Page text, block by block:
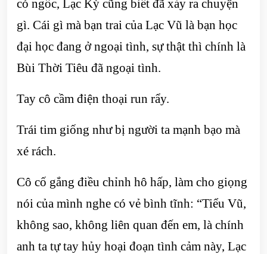
có ngốc, Lạc Kỳ cũng biết đã xảy ra chuyện
gì. Cái gì mà bạn trai của Lạc Vũ là bạn học
đại học đang ở ngoại tình, sự thật thì chính là
Bùi Thời Tiêu đã ngoại tình.
Tay cô cầm điện thoại run rẩy.
Trái tim giống như bị người ta mạnh bạo mà
xé rách.
Cô cố gắng điều chỉnh hô hấp, làm cho giọng
nói của mình nghe có vẻ bình tĩnh: “Tiểu Vũ,
không sao, không liên quan đến em, là chính
anh ta tự tay hủy hoại đoạn tình cảm này, Lạc